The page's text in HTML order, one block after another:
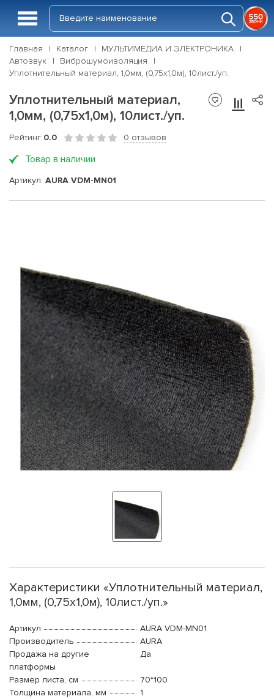
Главная Каталог
МУЛЬТИМЕДИА И ЭЛЕКТРОНИКА
Автозвук
Виброшумоизоляция
Уплотнительный материал, 1,0мм, (0,75х1,0м), 10лист./уп.
Уплотнительный материал,
1,0мм, (0,75х1,0м), 10лист./уп.
Рейтинг 0.0 0 отзывов
Товар в наличии
Артикул: AURA VDM-MN01
Характеристики «Уплотнительный материал,
1,0мм, (0,75х1,0м), 10лист./уп.»
Артикул
AURA VDM-MN01
Производитель
AURA
Продажа на другие
платформы
Да
Размер листа, см
70*100
Толщина материала, мм
1